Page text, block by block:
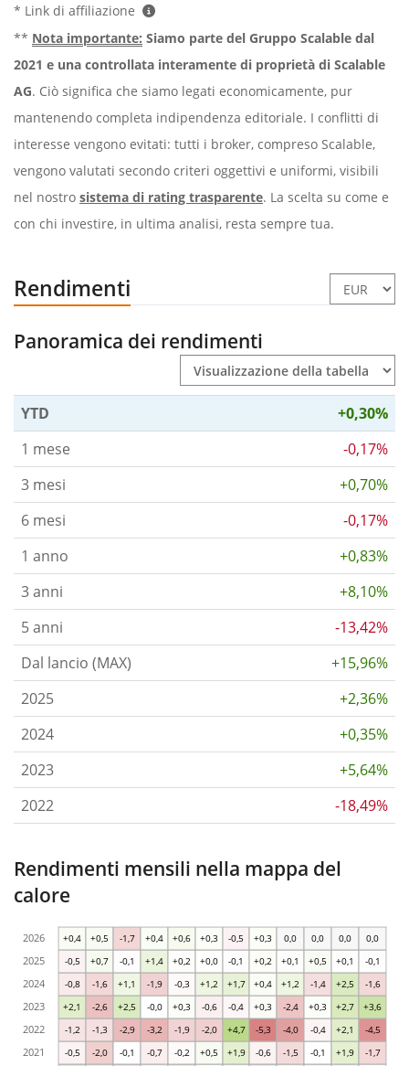
* Link di affiliazione
** Nota importante: Siamo parte del Gruppo Scalable dal
2021 e una controllata interamente di proprietà di Scalable
AG. Ciò significa che siamo legati economicamente, pur
mantenendo completa indipendenza editoriale. I conflitti di
interesse vengono evitati: tutti i broker, compreso Scalable,
vengono valutati secondo criteri oggettivi e uniformi, visibili
nel nostro sistema di rating trasparente. La scelta su come e
con chi investire, in ultima analisi, resta sempre tua.
Rendimenti
Panoramica dei rendimenti
YTD
+0,30%
1 mese
-0,17%
3 mesi
+0,70%
6 mesi
-0,17%
1 anno
+0,83%
3 anni
+8,10%
5 anni
-13,42%
Dal lancio (MAX)
+15,96%
2025
+2,36%
2024
+0,35%
2023
+5,64%
2022
-18,49%
Rendimenti mensili nella mappa del
calore
-0,5 -2,0 -0,1 -0,7 -0,2 +0,5 +1,9 -0,6 -1,5 -0,1 +1,9 -1,7
-1,2 -1,3 -2,9 -3,2 -1,9 -2,0 +4,7 -5,3 -4,0 -0,4 +2,1 -4,5
+2,1 -2,6 +2,5 -0,0 +0,3 -0,6 -0,4 +0,3 -2,4 +0,3 +2,7 +3,6
-0,8 -1,6 +1,1 -1,9 -0,3 +1,2 +1,7 +0,4 +1,2 -1,4 +2,5 -1,6
-0,5 +0,7 -0,1 +1,4 +0,2 +0,0 -0,1 +0,2 +0,1 +0,5 +0,1 -0,1
+0,4 +0,5 -1,7 +0,4 +0,6 +0,3 -0,5 +0,3 0,0 0,0 0,0 0,0
2021
2022
2023
2024
2025
2026